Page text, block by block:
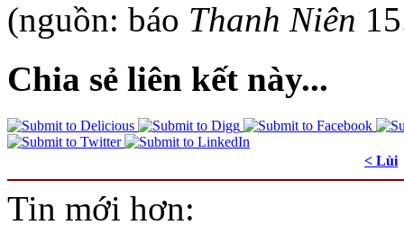
(nguồn: báo Thanh Niên
Chia sẻ liên kết này...
< Lùi
Tin mới hơn: